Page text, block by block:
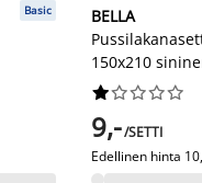
Basic
BELLA
150x210






9,-/SETTI
Edellinen hinta